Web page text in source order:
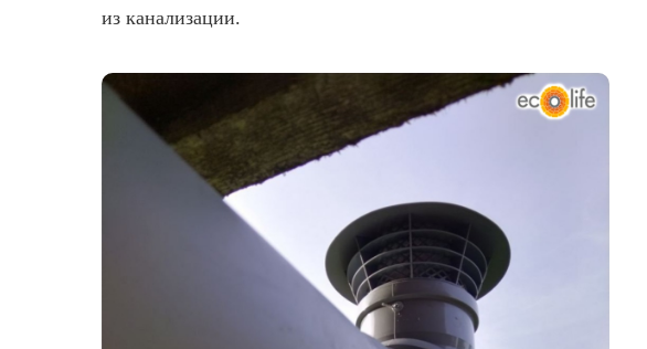
из канализации.